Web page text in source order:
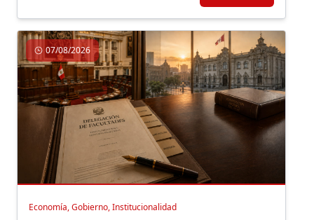
07/08/2026
Economía, Gobierno, Institucionalidad